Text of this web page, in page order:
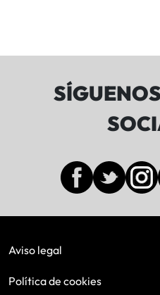
Aviso legal
Política de cookies